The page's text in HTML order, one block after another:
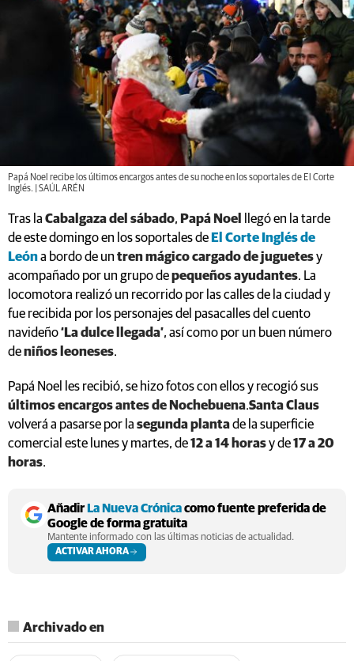
Papá Noel recibe los últimos encargos antes de su noche en los soportales de El Corte
Inglés. | SAÚL ARÉN
Tras la Cabalgaza del sábado, Papá Noel
llegó en la tarde
de este domingo en los soportales de El Corte Inglés de
Leóna bordo de un tren mágico cargado de juguetesy
acompañado por un grupo depequeños ayudantes. La
locomotora realizó un recorrido por las calles de la ciudad y
fue recibida por los personajes del pasacalles del cuento
navideño‘La dulce llegada’, así como por un buen número
deniños leoneses.
Papá Noel les recibió, se hizo fotos con ellos y recogió sus
últimos encargos antes de Nochebuena.Santa Claus
volverá a pasarse por la segunda plantade la superficie
comercial este lunes y martes, de12 a 14 horasy de17 a 20
horas.
AñadirLa Nueva Crónicacomo fuente preferida de
Google de forma gratuita
Mantente informado con las últimas noticias de actualidad.
ACTIVAR AHORA
Archivado en